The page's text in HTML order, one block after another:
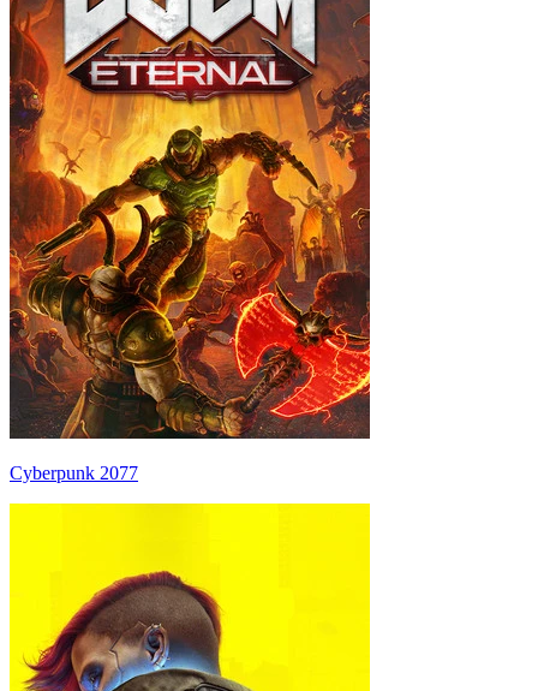
Cyberpunk 2077